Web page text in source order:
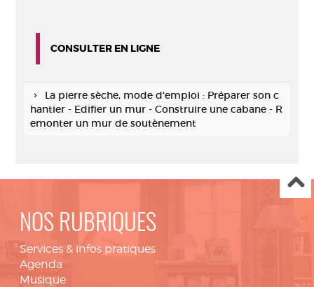
CONSULTER EN LIGNE
La pierre sèche, mode d'emploi : Préparer son c
hantier - Edifier un mur - Construire une cabane - R
emonter un mur de soutènement
NOS RUBRIQUES
Services & infos pratiques
Agenda
Musique